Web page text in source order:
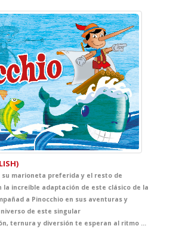
su marioneta preferida y el resto de
la increíble adaptación de este clásico de la
a Pinocchio en sus aventuras y
de este singular
niño de madera. Emoción, ternura y diversión te esperan al ritmo de la música más vibrante, así que no te quedes con las orejas de burro puestas y ven a aprender inglés con las divertidas canciones que hemos preparado especialmente para vosotros.